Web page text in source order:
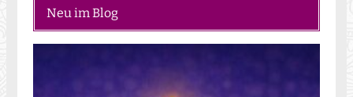
Neu im Blog